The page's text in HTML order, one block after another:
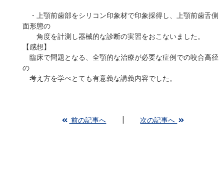
・上顎前歯部をシリコン印象材で印象採得し、上顎前歯舌側
面形態の
角度を計測し器械的な診断の実習をおこないました。
【感想】
臨床で問題となる、全顎的な治療が必要な症例での咬合高径
の
考え方を学べとても有意義な講義内容でした。
前の記事へ 次の記事へ